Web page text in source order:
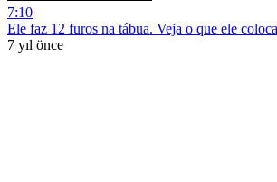
7:10
Ele faz 12 furos na tábua. Veja o que ele
7 yıl önce